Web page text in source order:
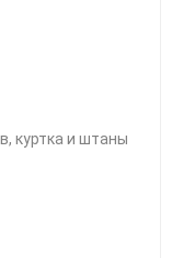
куртка и штаны